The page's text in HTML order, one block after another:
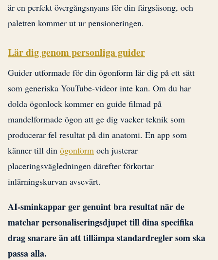
är en perfekt övergångsnyans för din färgsäsong, och
paletten kommer ut ur pensioneringen.
Lär dig genom personliga guider
Guider utformade för din ögonform lär dig på ett sätt
som generiska YouTube-videor inte kan. Om du har
dolda ögonlock kommer en guide filmad på
mandelformade ögon att ge dig vacker teknik som
producerar fel resultat på din anatomi. En app som
känner till din ögonform och justerar
placeringsvägledningen därefter förkortar
inlärningskurvan avsevärt.
AI-sminkappar ger genuint bra resultat när de
matchar personaliseringsdjupet till dina specifika
drag snarare än att tillämpa standardregler som ska
passa alla.